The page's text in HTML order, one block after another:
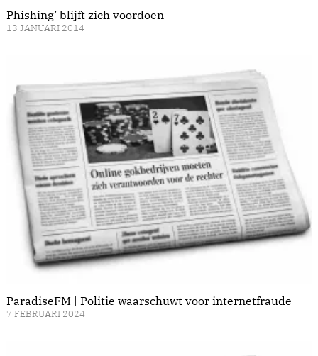
Phishing’ blijft zich voordoen
13 JANUARI 2014
ParadiseFM | Politie waarschuwt voor internetfraude
7 FEBRUARI 2024